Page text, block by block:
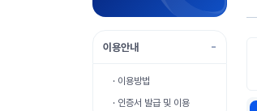
이용안내
· 이용방법
· 인증서 발급 및 이용